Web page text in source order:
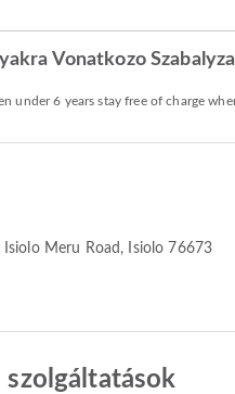
Vonatkozo
under 6 years stay free of charge
Meru Road , Isiolo 76673
szolgáltatások